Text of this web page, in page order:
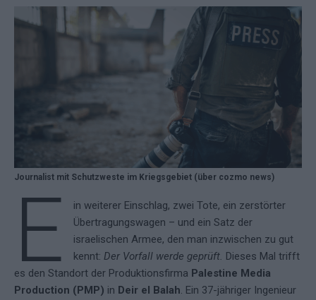
Journalist mit Schutzweste im Kriegsgebiet (über cozmo news)
E
in weiterer Einschlag, zwei Tote, ein zerstörter
Übertragungswagen – und ein Satz der
israelischen Armee, den man inzwischen zu gut
kennt: Der Vorfall werde geprüft. Dieses Mal trifft
es den Standort der Produktionsfirma Palestine Media
Production (PMP) in Deir el Balah. Ein 37-jähriger Ingenieur